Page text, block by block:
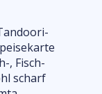
Trage
ein
, Fisch-
scharf